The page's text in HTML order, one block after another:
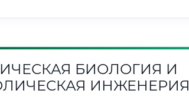
БИОЛОГИЯ И
ИНЖЕНЕРИЯ